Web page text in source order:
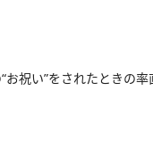
祝い”をされたときの率